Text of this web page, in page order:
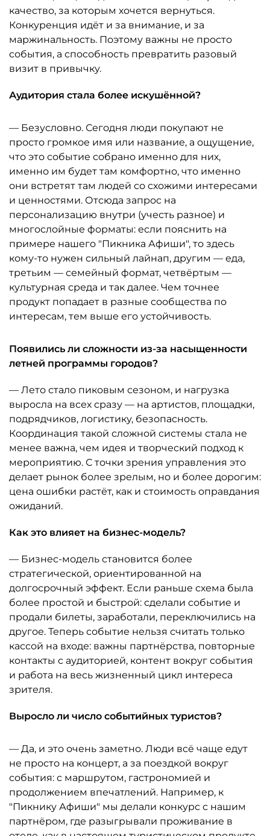
качество, за которым хочется вернуться.
Конкуренция идёт и за внимание, и за
маржинальность. Поэтому важны не просто
события, а способность превратить разовый
визит в привычку.
Аудитория стала более искушённой?
— Безусловно. Сегодня люди покупают не
просто громкое имя или название, а ощущение,
что это событие собрано именно для них,
именно им будет там комфортно, что именно
они встретят там людей со схожими интересами
и ценностями. Отсюда запрос на
персонализацию внутри (учесть разное) и
многослойные форматы: если пояснить на
примере нашего "Пикника Афиши", то здесь
кому-то нужен сильный лайнап, другим — еда,
третьим — семейный формат, четвёртым —
культурная среда и так далее. Чем точнее
продукт попадает в разные сообщества по
интересам, тем выше его устойчивость.
Появились ли сложности из-за насыщенности
летней программы городов?
— Лето стало пиковым сезоном, и нагрузка
выросла на всех сразу — на артистов, площадки,
подрядчиков, логистику, безопасность.
Координация такой сложной системы стала не
менее важна, чем идея и творческий подход к
мероприятию. С точки зрения управления это
делает рынок более зрелым, но и более дорогим:
цена ошибки растёт, как и стоимость оправдания
ожиданий.
Как это влияет на бизнес-модель?
— Бизнес-модель становится более
стратегической, ориентированной на
долгосрочный эффект. Если раньше схема была
более простой и быстрой: сделали событие и
продали билеты, заработали, переключились на
другое. Теперь событие нельзя считать только
кассой на входе: важны партнёрства, повторные
контакты с аудиторией, контент вокруг события
и работа на весь жизненный цикл интереса
зрителя.
Выросло ли число событийных туристов?
— Да, и это очень заметно. Люди всё чаще едут
не просто на концерт, а за поездкой вокруг
события: с маршрутом, гастрономией и
продолжением впечатлений. Например, к
"Пикнику Афиши" мы делали конкурс с нашим
партнёром, где разыгрывали проживание в